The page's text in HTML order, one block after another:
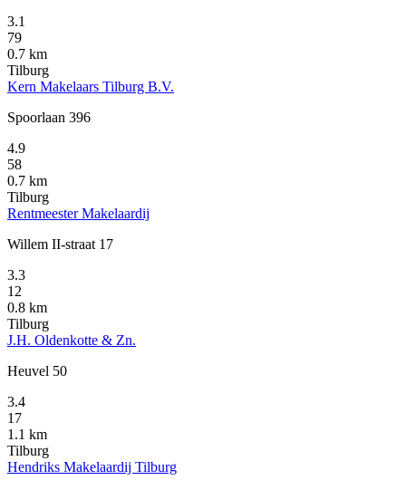
3.1
79
0.7 km
Tilburg
Kern Makelaars Tilburg B.V.
Spoorlaan 396
4.9
58
0.7 km
Tilburg
Rentmeester Makelaardij
Willem II-straat 17
3.3
12
0.8 km
Tilburg
J.H. Oldenkotte & Zn.
Heuvel 50
3.4
17
1.1 km
Tilburg
Hendriks Makelaardij Tilburg